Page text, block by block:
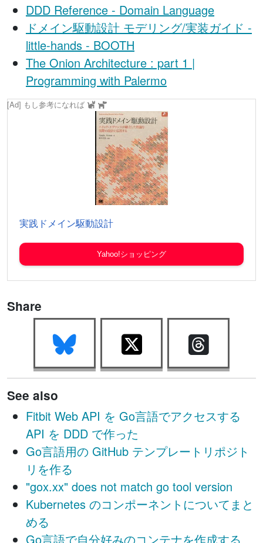
DDD Reference - Domain Language
ドメイン駆動設計 モデリング/実装ガイド -
little-hands - BOOTH
The Onion Architecture : part 1 |
Programming with Palermo
[Ad] もし参考になれば
実践ドメイン駆動設計
Yahoo!ショッピング
Share
See also
Fitbit Web API を Go言語でアクセスする
API を DDD で作った
Go言語用の GitHub テンプレートリポジト
リを作る
"gox.xx" does not match go tool version
Kubernetes のコンポーネントについてまと
める
Go言語で自分好みのコンテナを作成する